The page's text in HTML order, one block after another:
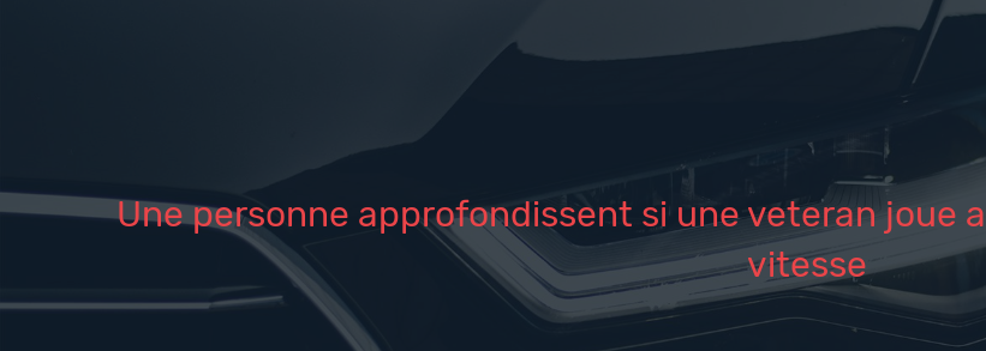
Une personne approfondissent si une veteran joue
vitesse